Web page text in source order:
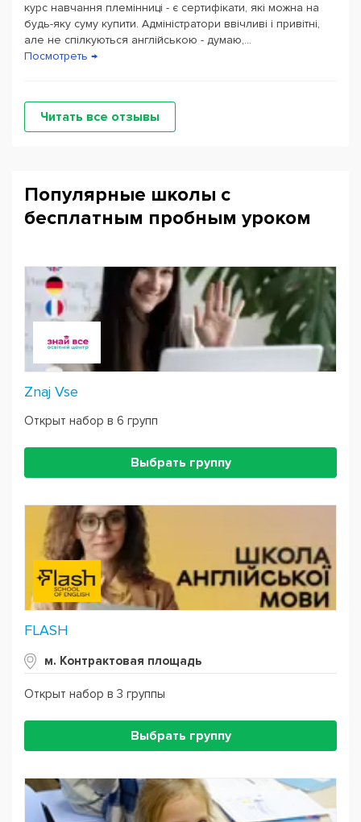
курс навчання племінниці - є сертифікати, які можна на
будь-яку суму купити. Адміністратори ввічливі і привітні,
але не спілкуються англійською - думаю,...
Посмотреть →
Читать все отзывы
Популярные школы с
бесплатным пробным уроком
Znaj Vse
Открыт набор в 6 групп
Выбрать группу
FLASH
м. Контрактовая площадь
Открыт набор в 3 группы
Выбрать группу